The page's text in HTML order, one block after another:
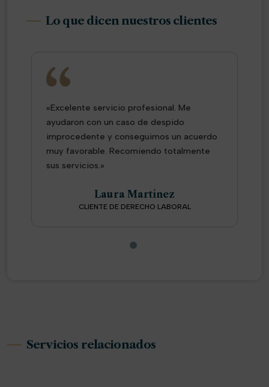
Lo que dicen nuestros clientes
«Excelente servicio profesional. Me
ayudaron con un caso de despido
improcedente y conseguimos un acuerdo
muy favorable. Recomiendo totalmente
sus servicios.»
Laura Martínez
CLIENTE DE DERECHO LABORAL
Servicios relacionados